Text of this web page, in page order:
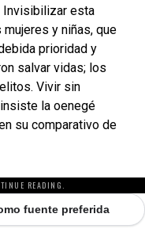
Invisibilizar esta
y niñas, que
prioridad y
salvar vidas; los
Vivir sin
la oenegé
su comparativo de
READING.
fuente preferida